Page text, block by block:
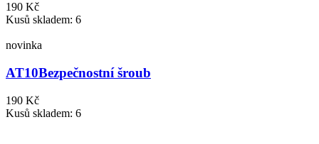
190 Kč
Kusů skladem: 6
novinka
AT10Bezpečnostní šroub
190 Kč
Kusů skladem: 6